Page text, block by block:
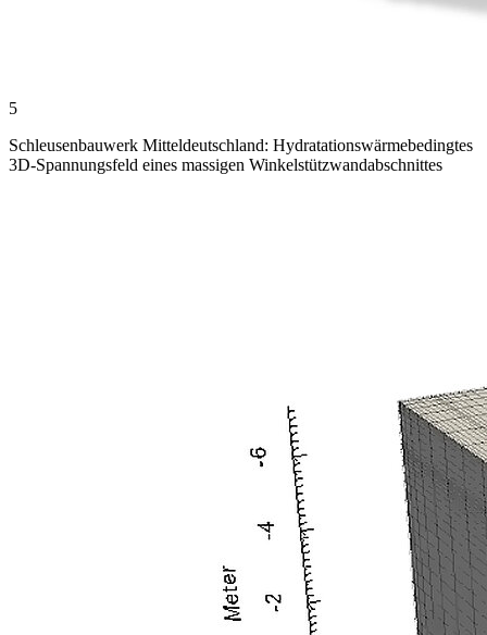
5
Schleusenbauwerk Mitteldeutschland: Hydratationswärmebedingtes
3D-Spannungsfeld eines massigen Winkelstützwandabschnittes